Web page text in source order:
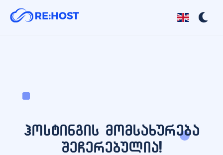
ჰოსტინგის მომსახურება
შეჩერებულია!